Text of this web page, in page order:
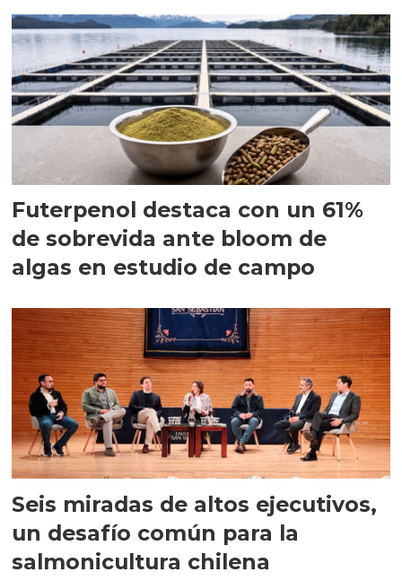
Futerpenol destaca con un 61%
de sobrevida ante bloom de
algas en estudio de campo
Seis miradas de altos ejecutivos,
un desafío común para la
salmonicultura chilena